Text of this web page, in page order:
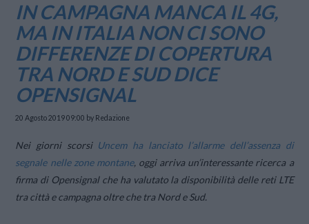
IN CAMPAGNA MANCA IL 4G,
MA IN ITALIA NON CI SONO
DIFFERENZE DI COPERTURA
TRA NORD E SUD DICE
OPENSIGNAL
20 Agosto 2019 09:00 by Redazione
Nei giorni scorsi Uncem ha lanciato l’allarme dell’assenza di
segnale nelle zone montane, oggi arriva un’interessante ricerca a
firma di Opensignal che ha valutato la disponibilità delle reti LTE
tra città e campagna oltre che tra Nord e Sud.